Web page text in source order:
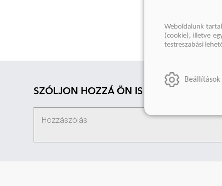
SZÓLJON HOZZÁ ÖN IS
Weboldalunk
(cookie), illetve
testreszabási
Beállítások